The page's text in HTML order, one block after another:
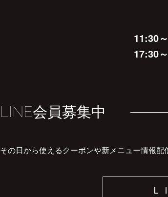
11:30
17:30
LINE会員募集中
その日から使えるクーポンや新メニュー情報配
Ｌ